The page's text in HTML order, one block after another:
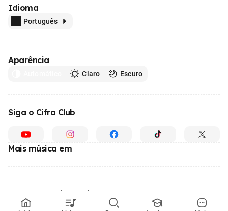
Idioma
Português
Aparência
Claro Escuro
Siga o Cifra Club
Mais música em
© 1996 - 2026, o maior site de ensino de música do Brasil